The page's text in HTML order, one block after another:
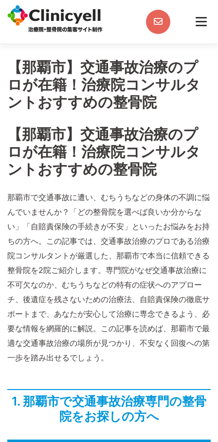
content
【那覇市】交通事故治療のプ
ロが在籍！治療院コンサルタ
ントおすすめの整骨院
【那覇市】交通事故治療のプ
ロが在籍！治療院コンサルタ
ントおすすめの整骨院
那覇市で交通事故に遭い、むちうちなどの身体の不調に悩
んでいませんか？「どの整骨院を選べば良いか分からな
い」「自賠責保険の手続きが不安」といったお悩みをお持
ちの方へ。この記事では、交通事故治療のプロである治療
院コンサルタントが厳選した、那覇市で本当に信頼できる
整骨院を2院ご紹介します。専門院がなぜ交通事故治療に
不可欠なのか、むちうちなどの特有の症状へのアプロー
チ、後遺症を残さないための治療法、自賠責保険の徹底サ
ポートまで、あなたが安心して治療に専念できるよう、必
要な情報を網羅的に解説。この記事を読めば、那覇市で最
適な交通事故治療の場所が見つかり、不安なく回復への第
一歩を踏み出せるでしょう。
1. 那覇市で交通事故治療専門の整骨
院をお探しの方へ